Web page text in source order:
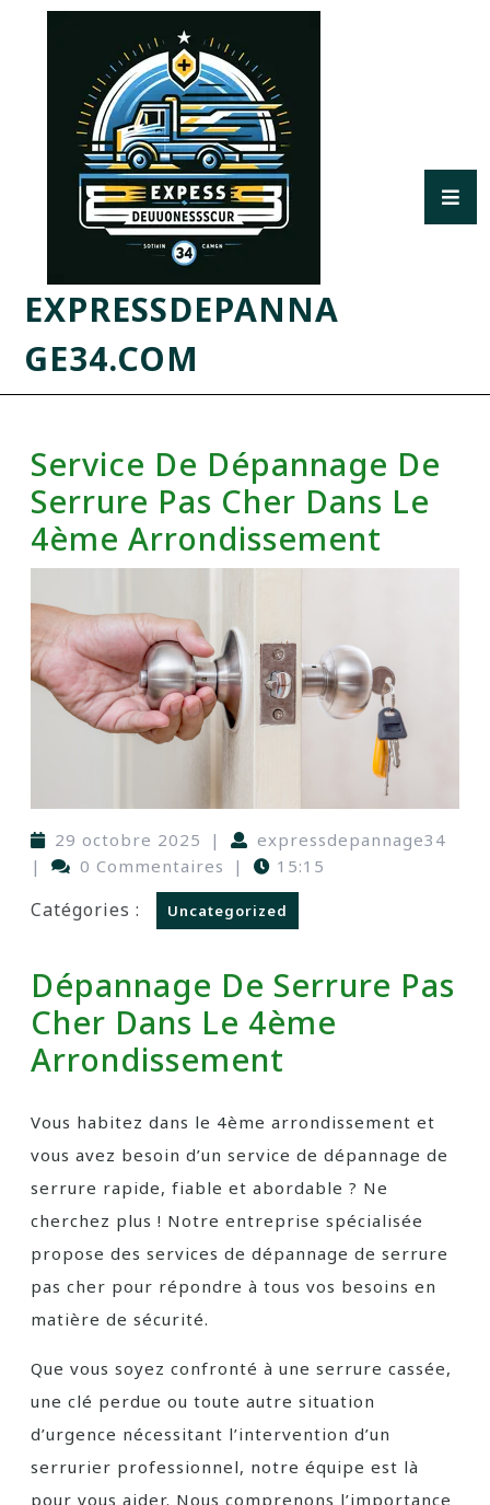
EXPRESSDEPANNA
GE34.COM
Service De Dépannage De
Serrure Pas Cher Dans Le
4ème Arrondissement
29 octobre 2025 |
expressdepannage34
|
0 Commentaires | 15:15
Catégories : Uncategorized
Dépannage De Serrure Pas
Cher Dans Le 4ème
Arrondissement
Vous habitez dans le 4ème arrondissement et
vous avez besoin d’un service de dépannage de
serrure rapide, fiable et abordable ? Ne
cherchez plus ! Notre entreprise spécialisée
propose des services de dépannage de serrure
pas cher pour répondre à tous vos besoins en
matière de sécurité.
Que vous soyez confronté à une serrure cassée,
une clé perdue ou toute autre situation
d’urgence nécessitant l’intervention d’un
serrurier professionnel, notre équipe est là
pour vous aider. Nous comprenons l’importance